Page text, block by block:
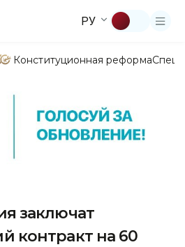
РУ
Конституционная реформа
заключат
контракт на 60